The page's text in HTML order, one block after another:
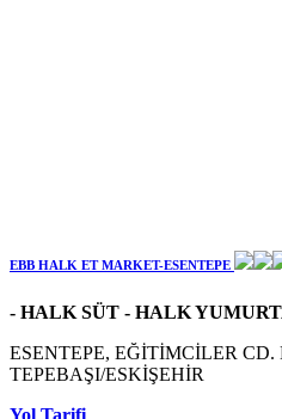
EBB HALK ET MARKET-ESENTEPE
- HALK SÜT - HALK
ESENTEPE, EĞİTİMCİLER CD.
TEPEBAŞI/ESKİŞEHİR